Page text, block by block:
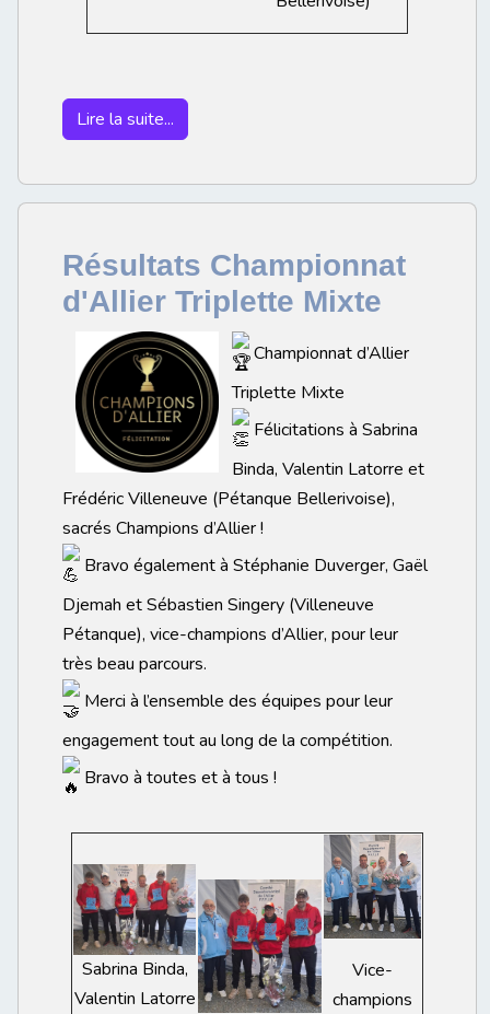
Lire la suite...
Résultats Championnat
d'Allier Triplette Mixte
Championnat d’Allier
Triplette Mixte
Félicitations à Sabrina
Binda, Valentin Latorre et
Frédéric Villeneuve (Pétanque Bellerivoise),
sacrés Champions d’Allier !
Bravo également à Stéphanie Duverger, Gaël
Djemah et Sébastien Singery (Villeneuve
Pétanque), vice-champions d’Allier, pour leur
très beau parcours.
Merci à l’ensemble des équipes pour leur
engagement tout au long de la compétition.
Bravo à toutes et à tous !
Sabrina Binda,
Valentin Latorre
Vice-
champions